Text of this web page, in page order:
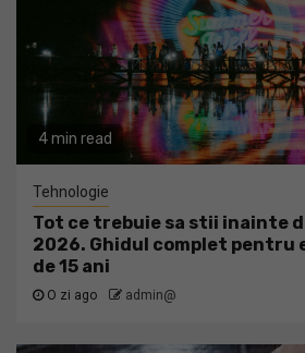
4 min read
Tehnologie
Tot ce trebuie sa stii inainte
2026. Ghidul complet pentru
de 15 ani
O zi ago admin@